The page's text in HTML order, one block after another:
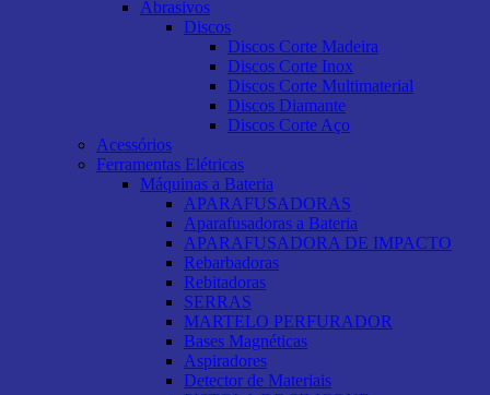
Abrasivos
Discos
Discos Corte Madeira
Discos Corte Inox
Discos Corte Multimaterial
Discos Diamante
Discos Corte Aço
Acessórios
Ferramentas Elétricas
Máquinas a Bateria
APARAFUSADORAS
Aparafusadoras a Bateria
APARAFUSADORA DE IMPACTO
Rebarbadoras
Rebitadoras
SERRAS
MARTELO PERFURADOR
Bases Magnéticas
Aspiradores
Detector de Materiais